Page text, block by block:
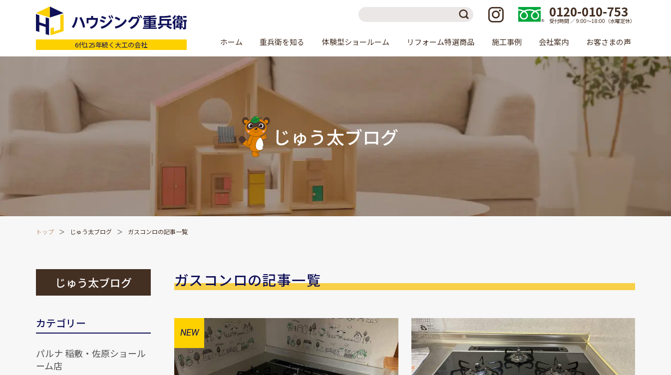
6代125年続く大工の会社
0120-010-753
受付時間 ／ 9:00〜18:00（水曜定休）
ホーム 重兵衛を知る 体験型ショールーム リフォーム特選商品 施工事例 会社案内 お客さまの声
じゅう太ブログ
トップ じゅう太ブログ ガスコンロの記事一覧
ガスコンロの記事一覧
じゅう太ブログ
カテゴリー
パルナ 稲敷・佐原ショール
ーム店